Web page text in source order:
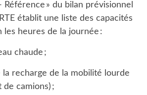
Référence » du bilan prévisionnel
établit une liste des capacités
les heures de la journée :
chaude ;
la recharge de la mobilité lourde
camions) ;